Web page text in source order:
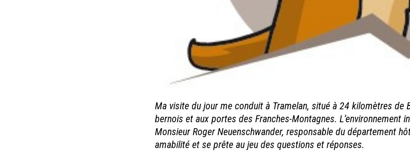
Ma visite du jour me conduit à Tramelan, situé à 24 kilomètres de
bernois et aux portes des Franches-Montagnes. L’environnement
Monsieur Roger Neuenschwander, responsable du département
amabilité et se prête au jeu des questions et réponses.